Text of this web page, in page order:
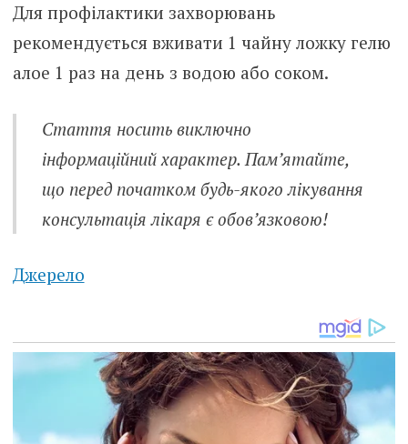
Для профілактики захворювань
рекомендується вживати 1 чайну ложку гелю
алое 1 раз на день з водою або соком.
Стаття носить виключно
інформаційний характер. Пам’ятайте,
що перед початком будь-якого лікування
консультація лікаря є обов’язковою!
Джерело